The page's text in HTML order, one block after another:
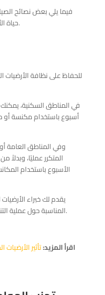
فيما يلي بعض نصائح
حياة الأرضيات المطاطية وجاذبيتها البصرية.
للحفاظ على نظافة الأرضيات
في المناطق السكنية،
أسبوع باستخدام مكنسة أو
وفي المناطق العامة
المتكرر عمليًا،
الأسبوع باستخدام
يقدم لك خبراء الأرضيات
المناسبة حول عملية التنظيف عند قيامك بالشراء من متجرنا.
اقرأ المزيد:تأثير